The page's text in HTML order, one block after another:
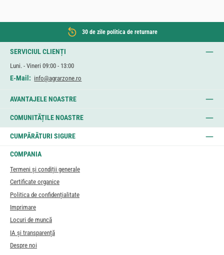
30 de zile politica de returnare
SERVICIUL CLIENȚI
Luni. - Vineri 09:00 - 13:00
E-Mail: info@agrarzone.ro
AVANTAJELE NOASTRE
COMUNITĂȚILE NOASTRE
CUMPĂRĂTURI SIGURE
COMPANIA
Termeni și condiții generale
Certificate organice
Politica de confidențialitate
Imprimare
Locuri de muncă
IA și transparență
Despre noi